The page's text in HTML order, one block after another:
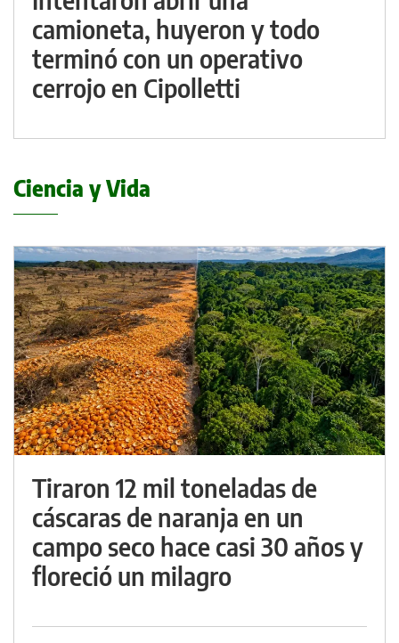
camioneta, huyeron y todo
terminó con un operativo
cerrojo en Cipolletti
Ciencia y Vida
Tiraron 12 mil toneladas de
cáscaras de naranja en un
campo seco hace casi 30 años y
floreció un milagro